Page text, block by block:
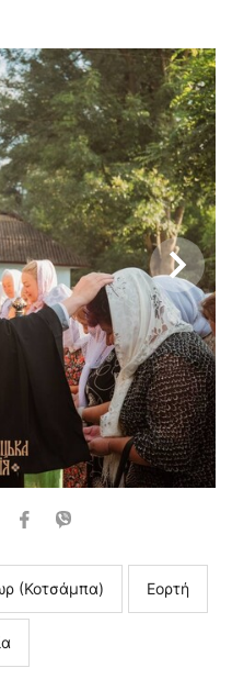
(Κοτσάμπα) Εορτή